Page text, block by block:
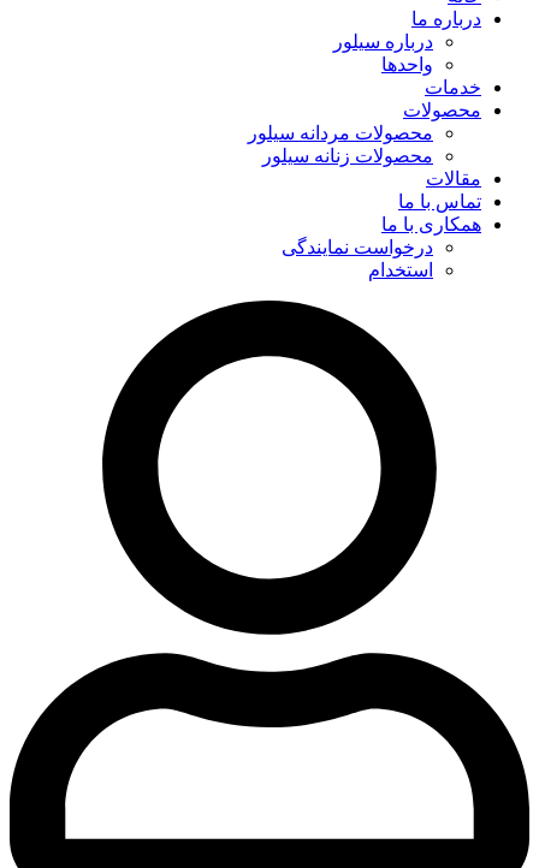
درباره ما
درباره سیلور
واحدها
خدمات
محصولات
محصولات مردانه سیلور
محصولات زنانه سیلور
مقالات
تماس با ما
همکاری با ما
درخواست نمایندگی
استخدام